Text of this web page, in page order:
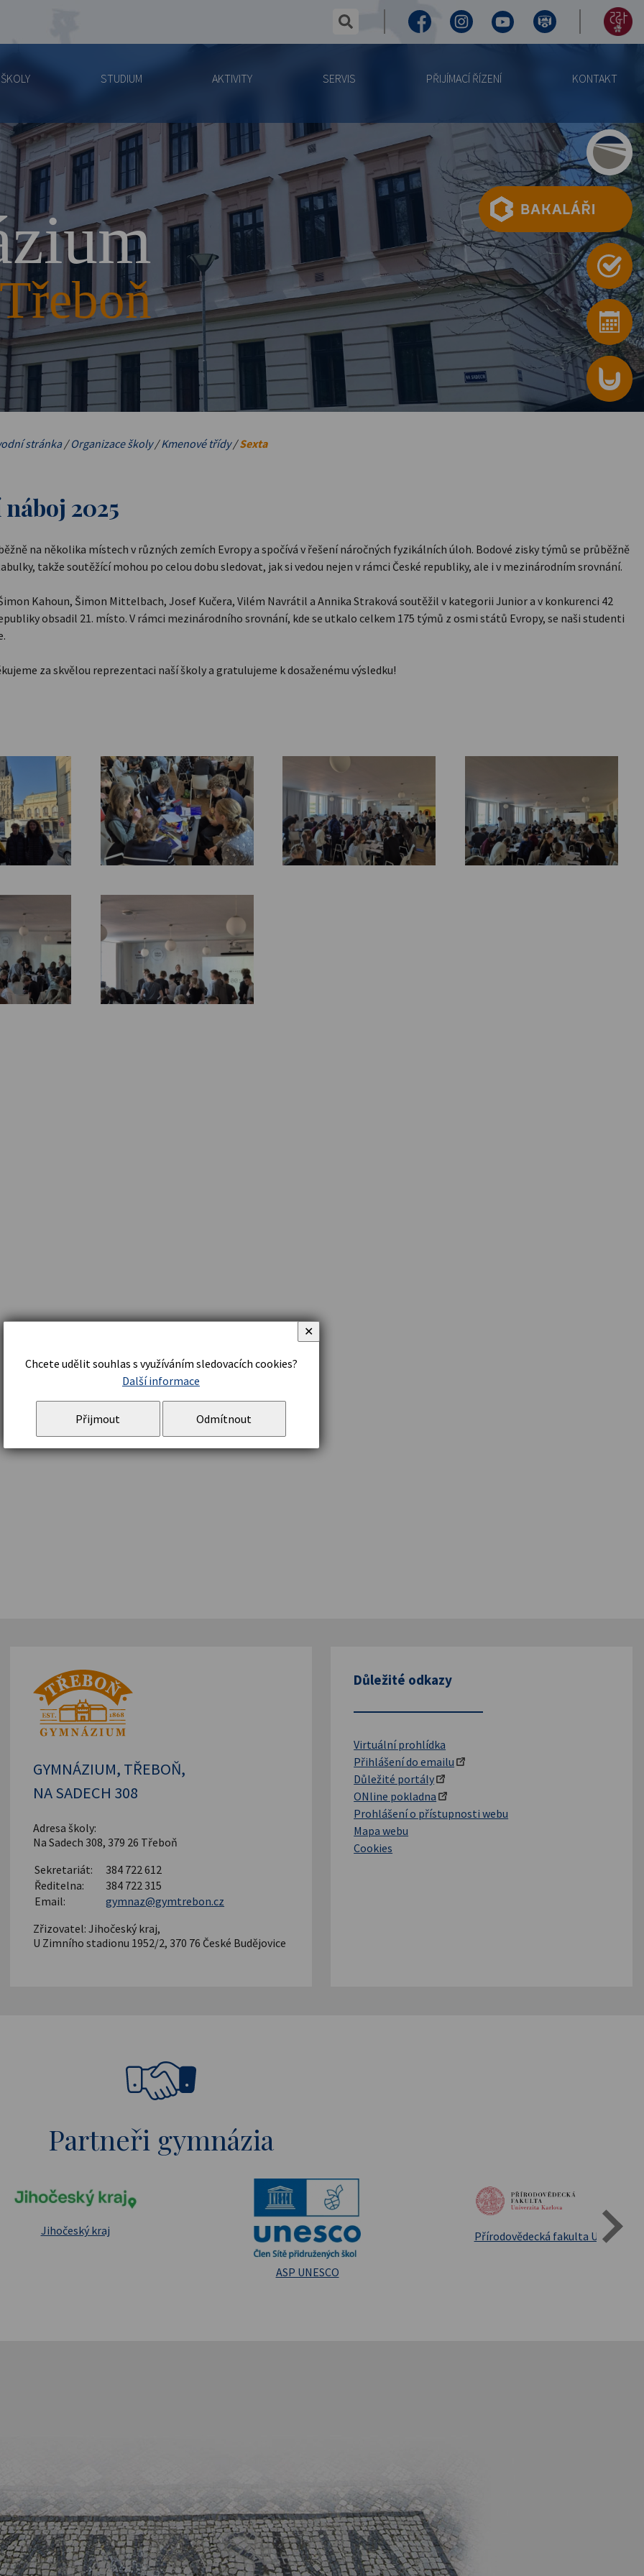
STUDIUM AKTIVITY SERVIS PŘIJÍMACÍ ŘÍZENÍ KONTAKT
hledaný text...
✕
FacebookInstagramYoutubeVirtuální
155
výročí
Třeboň
stránka/Organizace školy/Kmenové třídy/Sexta
2025
na několika místech v různých zemích Evropy a spočívá v řešení náročných fyzikálních úloh. Bodové zisky týmů se průběžně
takže soutěžící mohou po celou dobu sledovat, jak si vedou nejen v rámci České republiky, ale i v mezinárodním srovnání.
Kahoun, Šimon Mittelbach, Josef Kučera, Vilém Navrátil a Annika Straková soutěžil v kategorii Junior a v konkurenci 42
obsadil 21. místo. V rámci mezinárodního srovnání, kde se utkalo celkem 175 týmů z osmi států Evropy, se naši studenti
za skvělou reprezentaci naší školy a gratulujeme k dosaženému výsledku!
GYMNÁZIUM, TŘEBOŇ,
NA SADECH 308
Adresa školy:
Na Sadech 308, 379 26 Třeboň
Sekretariát:
384 722 612
Ředitelna:
384 722 315
Email:
gymnaz@gymtrebon.cz
Zřizovatel: Jihočeský kraj,
U Zimního stadionu 1952/2, 370 76 České Budějovice
Důležité odkazy
Virtuální prohlídka
Přihlášení do emailu
Důležité portály
ONline pokladna
Prohlášení o přístupnosti webu
Mapa webu
Cookies
Partneři gymnázia
Masarykova universita
Státní oblastní archív Třeboň
Chcete udělit souhlas s využíváním sledovacích cookies?
Další informace
Přijmout Odmítnout
✕